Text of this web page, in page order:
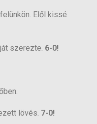
Elől kissé
szerezte. 6-0!
lövés. 7-0!